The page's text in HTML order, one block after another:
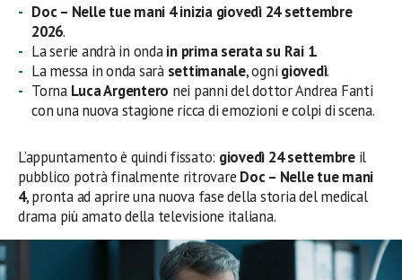
Doc – Nelle tue mani 4 inizia giovedì 24 settembre
2026.
La serie andrà in ondain prima serata su Rai 1.
La messa in onda sarà settimanale, ogni giovedì.
Torna Luca Argentero nei panni del dottor Andrea Fanti
con una nuova stagione ricca di emozioni e colpi di scena.
L’appuntamento è quindi fissato: giovedì 24 settembreil
pubblico potrà finalmente ritrovare Doc – Nelle tue mani
4, pronta ad aprire una nuova fase della storia del medical
drama più amato della televisione italiana.